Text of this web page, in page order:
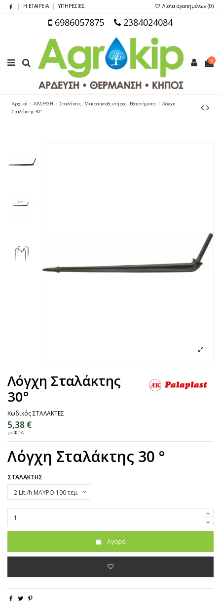
Η ΕΤΑΙΡΕΙΑ ΥΠΗΡΕΣΙΕΣ Λίστα αγαπημένων (0)
6986057875 2384024084
0
Αρχική ΑΡΔΕΥΣΗ Σταλάκτες - Μικροεκτοξευτήρες - Εξαρτήματα
Λόγχη
Σταλάκτης 30°
Λόγχη Σταλάκτης
30°
ΚωδικόςΣΤΑΛΑΚΤΕΣ
5,38 €
με ΦΠΑ
Λόγχη Σταλάκτης 30 °
ΣΤΑΛΑΚΤΗΣ
Αγορά